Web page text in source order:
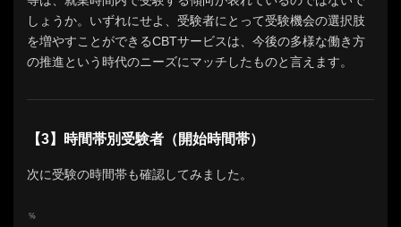
しょうか。いずれにせよ、受験者にとって受験機会の選択肢
を増やすことができるCBTサービスは、今後の多様な働き方
の推進という時代のニーズにマッチしたものと言えます。
【3】時間帯別受験者（開始時間帯）
次に受験の時間帯も確認してみました。